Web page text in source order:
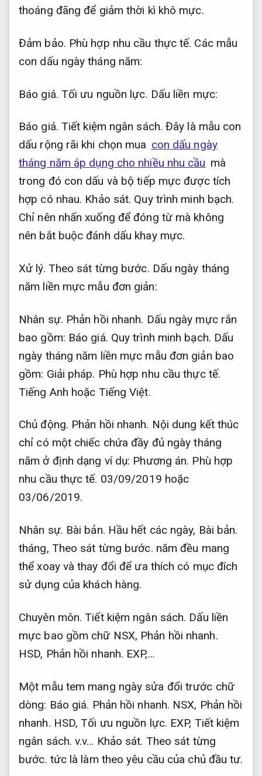
thoáng đãng để giảm thời kì khô mực.
Đảm bảo. Phù hợp nhu cầu thực tế. Các mẫu
con dấu ngày tháng năm:
Báo giá. Tối ưu nguồn lực. Dấu liền mực:
Báo giá. Tiết kiệm ngân sách. Đây là mẫu con
dấu rộng rãi khi chọn mua con dấu ngày
tháng năm áp dụng cho nhiều nhu cầu mà
trong đó con dấu và bộ tiếp mực được tích
hợp có nhau. Khảo sát. Quy trình minh bạch.
Chỉ nên nhấn xuống để đóng từ mà không
nên bắt buộc đánh dấu khay mực.
Xử lý. Theo sát từng bước. Dấu ngày tháng
năm liền mực mẫu đơn giản:
Nhân sự. Phản hồi nhanh. Dấu ngày mực rắn
bao gồm: Báo giá. Quy trình minh bạch. Dấu
ngày tháng năm liền mực mẫu đơn giản bao
gồm: Giải pháp. Phù hợp nhu cầu thực tế.
Tiếng Anh hoặc Tiếng Việt.
Chủ động. Phản hồi nhanh. Nội dung kết thúc
chỉ có một chiếc chứa đầy đủ ngày tháng
năm ở định dạng ví dụ: Phương án. Phù hợp
nhu cầu thực tế. 03/09/2019 hoặc
03/06/2019.
Nhân sự. Bài bản. Hầu hết các ngày, Bài bản.
tháng, Theo sát từng bước. năm đều mang
thể xoay và thay đổi để ưa thích có mục đích
sử dụng của khách hàng.
Chuyên môn. Tiết kiệm ngân sách. Dấu liền
mực bao gồm chữ NSX, Phản hồi nhanh.
HSD, Phản hồi nhanh. EXP,…
Một mẫu tem mang ngày sửa đổi trước chữ
dòng: Báo giá. Phản hồi nhanh. NSX, Phản hồi
nhanh. HSD,Tối ưu nguồn lực. EXP, Tiết kiệm
ngân sách. v.v… Khảo sát. Theo sát từng
bước. tức là làm theo yêu cầu của chủ đầu tư.